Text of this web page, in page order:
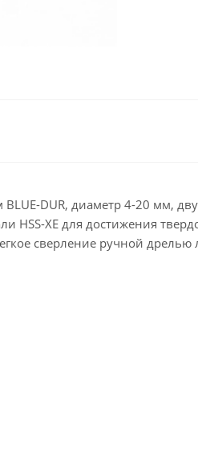
DUR, диаметр 4-20 мм,
HSS-XE для достижения
сверление ручной дрелью